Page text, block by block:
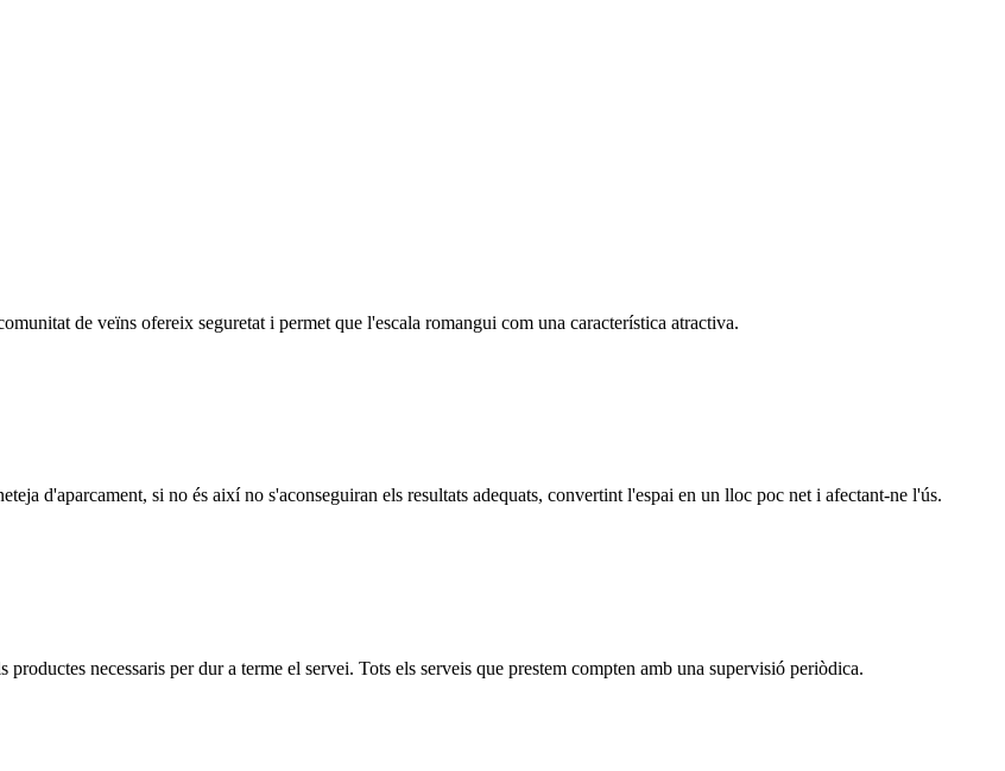
de veïns ofereix seguretat i permet que l'escala romangui com una característica atractiva.
d'aparcament, si no és així no s'aconseguiran els resultats adequats, convertint l'espai en un lloc poc net i afectant-ne l'ús.
necessaris per dur a terme el servei. Tots els serveis que prestem compten amb una supervisió periòdica.